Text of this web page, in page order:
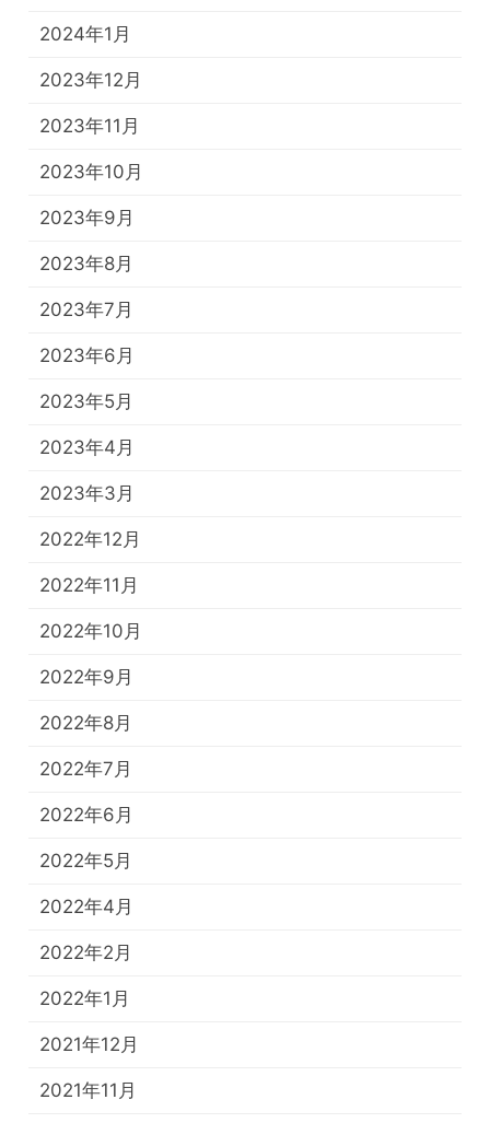
2024年1月
2023年12月
2023年11月
2023年10月
2023年9月
2023年8月
2023年7月
2023年6月
2023年5月
2023年4月
2023年3月
2022年12月
2022年11月
2022年10月
2022年9月
2022年8月
2022年7月
2022年6月
2022年5月
2022年4月
2022年2月
2022年1月
2021年12月
2021年11月